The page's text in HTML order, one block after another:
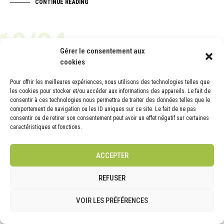
Gérer le consentement aux
cookies
Pour offrir les meilleures expériences, nous utilisons des technologies telles que
les cookies pour stocker et/ou accéder aux informations des appareils. Le fait de
consentir à ces technologies nous permettra de traiter des données telles que le
comportement de navigation ou les ID uniques sur ce site. Le fait de ne pas
consentir ou de retirer son consentement peut avoir un effet négatif sur certaines
caractéristiques et fonctions.
ACCEPTER
REFUSER
VOIR LES PRÉFÉRENCES
CONTINUE READING
04